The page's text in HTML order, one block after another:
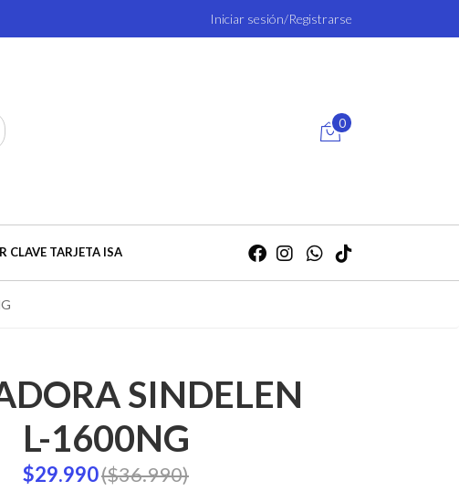
Iniciar sesión/Registrarse
0
CLAVE TARJETA ISA
SINDELEN
L-1600NG
$29.990($36.990)